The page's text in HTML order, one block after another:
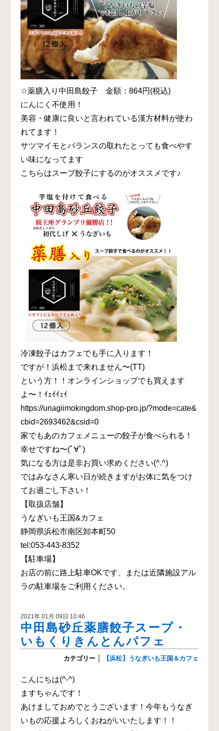
☆薬膳入り中田島餃子 金額：864円(税込)
にんにく不使用！
美容・健康に良いと言われている漢方材料が使わ
れてます！
サツマイモとバランスの取れたとっても食べやす
い味になってます
こちらはスープ餃子にするのがオススメです♪
冷凍餃子はカフェでも手に入ります！
ですが！浜松まで来れません〜(TT)
という方！！オンラインショップでも買えます
よ〜！ｲｪｲｲｪｲ
https://unagiimokingdom.shop-pro.jp/?mode=cate&
cbid=2693462&csid=0
家でもあのカフェメニューの餃子が食べられる！
幸せですね〜(ﾟ∀ﾟ)
気になる方は是非お買い求めください(^.^)
ではみなさん寒い日が続きますがお体に気をつけ
てお過ごし下さい！
【取扱店舗】
うなぎいも王国&カフェ
静岡県浜松市南区卸本町50
tel:053-443-8352
【駐車場】
お店の前に路上駐車OKです、または近隣施設アル
ラの駐車場をご利用ください。
2021年 01月 09日 10:46
中田島砂丘薬膳餃子スープ・
いもくりきんとんパフェ
カテゴリー 【浜松】うなぎいも王国＆カフェ
こんにちは(^-^)
ますちゃんです！
あけましておめでとうございます！今年もうなぎ
いもの応援よろしくおねがいいたします！！